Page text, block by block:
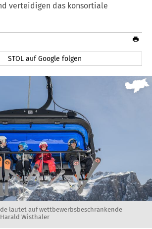
verteidigen das konsortiale
STOL auf Google folgen
lautet auf wettbewerbsbeschränkende
Wisthaler